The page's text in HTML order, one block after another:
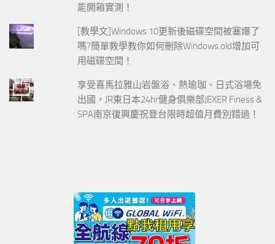
能開箱實測！
[教學文]Windows 10更新後磁碟空間被塞爆了
嗎?簡單教學教你如何刪除Windows.old增加可
用磁碟空間！
享受喜馬拉雅山岩盤浴、熱瑜珈、日式浴場免
出國，JR東日本24hr健身俱樂部JEXER Finess &
SPA南京復興慶祝登台限時超值月費別錯過！